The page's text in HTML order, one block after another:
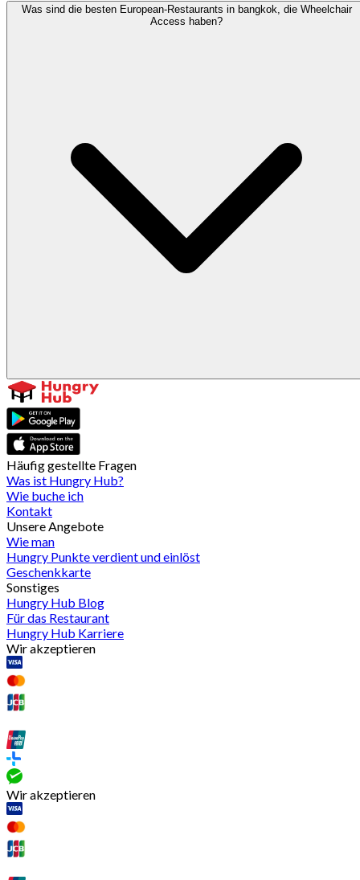
Was sind die besten European-Restaurants in bangkok, die Wheelchair
Access haben?
Häufig gestellte Fragen
Was ist Hungry Hub?
Wie buche ich
Kontakt
Unsere Angebote
Wie man
Hungry Punkte verdient und einlöst
Geschenkkarte
Sonstiges
Hungry Hub Blog
Für das Restaurant
Hungry Hub Karriere
Wir akzeptieren
Wir akzeptieren